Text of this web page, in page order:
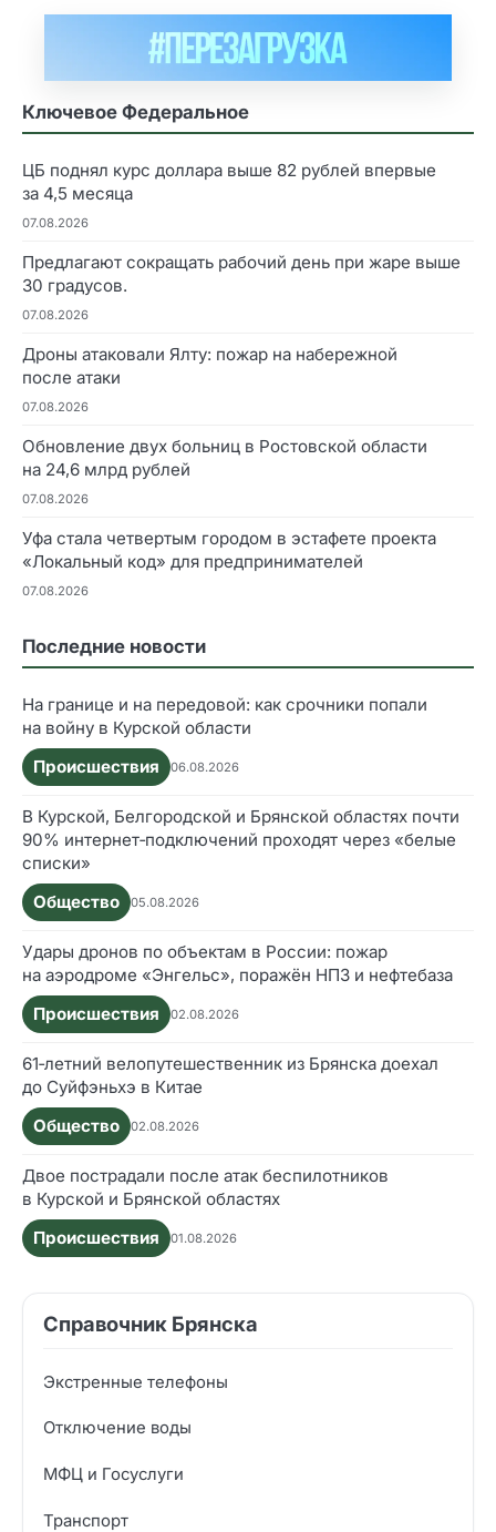
Ключевое Федеральное
ЦБ поднял курс доллара выше 82 рублей впервые
за 4,5 месяца
07.08.2026
Предлагают сокращать рабочий день при жаре выше
30 градусов.
07.08.2026
Дроны атаковали Ялту: пожар на набережной
после атаки
07.08.2026
Обновление двух больниц в Ростовской области
на 24,6 млрд рублей
07.08.2026
Уфа стала четвертым городом в эстафете проекта
«Локальный код» для предпринимателей
07.08.2026
Последние новости
На границе и на передовой: как срочники попали
на войну в Курской области
Происшествия
06.08.2026
В Курской, Белгородской и Брянской областях почти
90% интернет‑подключений проходят через «белые
списки»
Общество
05.08.2026
Удары дронов по объектам в России: пожар
на аэродроме «Энгельс», поражён НПЗ и нефтебаза
Происшествия
02.08.2026
61‑летний велопутешественник из Брянска доехал
до Суйфэньхэ в Китае
Общество
02.08.2026
Двое пострадали после атак беспилотников
в Курской и Брянской областях
Происшествия
01.08.2026
Справочник Брянска
Экстренные телефоны
Отключение воды
МФЦ и Госуслуги
Транспорт